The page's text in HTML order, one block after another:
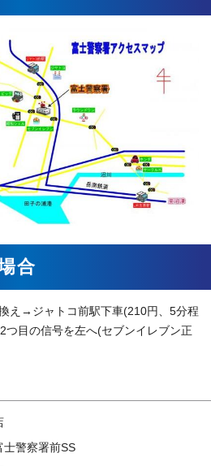
合
え→ジャトコ前駅下車(210円、5分程
目の信号を左へ(セブンイレブン正
士警察署前SS